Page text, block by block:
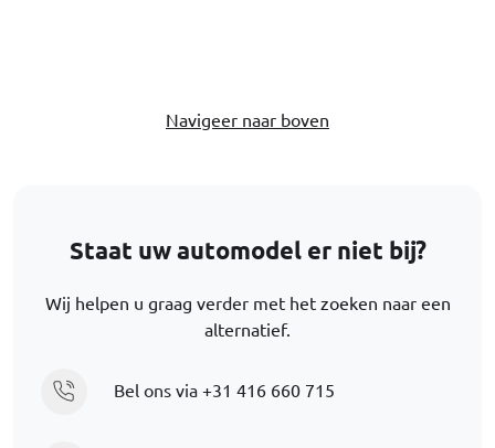
Navigeer naar boven
Staat uw automodel er niet bij?
Wij helpen u graag verder met het zoeken naar een
alternatief.
Bel ons via +31 416 660 715